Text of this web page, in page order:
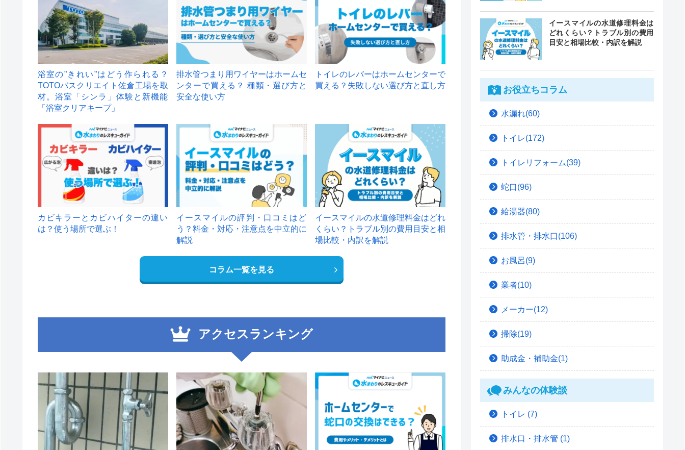
浴室の”きれい”はどう作られる？
TOTOバスクリエイト佐倉工場を取
材。浴室「シンラ」体験と新機能
「浴室クリアキープ」
排水管つまり用ワイヤーはホームセ
ンターで買える？ 種類・選び方と
安全な使い方
トイレのレバーはホームセンターで
買える？失敗しない選び方と直し方
カビキラーとカビハイターの違い
は？使う場所で選ぶ！
イースマイルの評判・口コミはど
う？料金・対応・注意点を中立的に
解説
イースマイルの水道修理料金はどれ
くらい？トラブル別の費用目安と相
場比較・内訳を解説
コラム一覧を見る
アクセスランキング
1 2
イースマイルの水道修理料金は
どれくらい？トラブル別の費用
目安と相場比較・内訳を解説
お役立ちコラム
水漏れ(60)
トイレ(172)
トイレリフォーム(39)
蛇口(96)
給湯器(80)
排水管・排水口(106)
お風呂(9)
業者(10)
メーカー(12)
掃除(19)
助成金・補助金(1)
みんなの体験談
トイレ (7)
排水口・排水管 (1)